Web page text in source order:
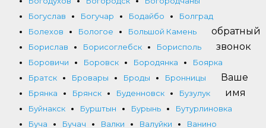
Богуслав
Богучар Бодайбо
Болград
Болехов
Бологое
Большой Камень
Борислав
Борисоглебск
Борисполь
Боровичи
Боровск Бородянка
Боярка
Братск
Бровары Броды
Бронницы
Брянка
Брянск Буденновск
Бузулук
Буйнакск
Бурштын Бурынь
Бутурлиновка
Буча
Бучач Валки Валуйки
Ванино
обратный
звонок
Ваше
имя